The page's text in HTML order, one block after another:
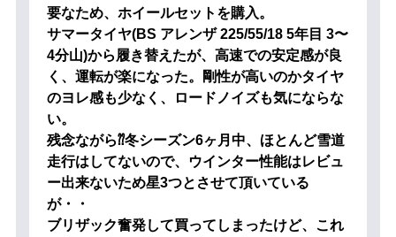
要なため、ホイールセットを購入。
サマータイヤ(BS アレンザ 225/55/18 5年目 3〜
4分山)から履き替えたが、高速での安定感が良
く、運転が楽になった。剛性が高いのかタイヤ
のヨレ感も少なく、ロードノイズも気にならな
い。
残念ながら⁇冬シーズン6ヶ月中、ほとんど雪道
走行はしてないので、ウインター性能はレビュ
ー出来ないため星3つとさせて頂いている
が・・
ブリザック奮発して買ってしまったけど、これ